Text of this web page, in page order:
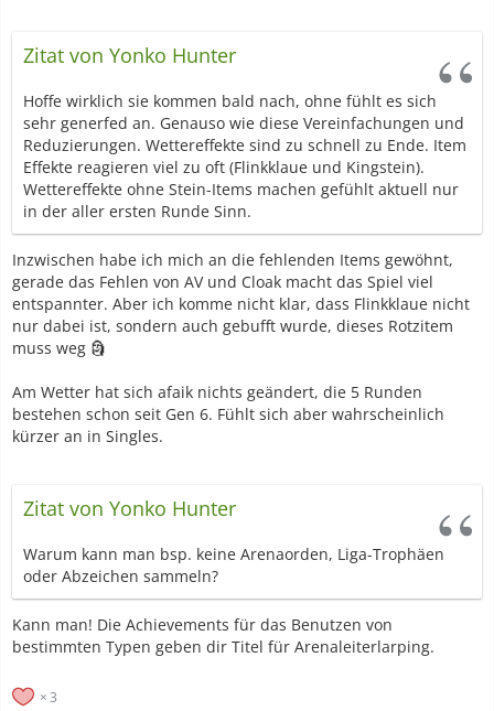
Zitat von Yonko Hunter
Hoffe wirklich sie kommen bald nach, ohne fühlt es sich
sehr generfed an. Genauso wie diese Vereinfachungen und
Reduzierungen. Wettereffekte sind zu schnell zu Ende. Item
Effekte reagieren viel zu oft (Flinkklaue und Kingstein).
Wettereffekte ohne Stein-Items machen gefühlt aktuell nur
in der aller ersten Runde Sinn.
Inzwischen habe ich mich an die fehlenden Items gewöhnt,
gerade das Fehlen von AV und Cloak macht das Spiel viel
entspannter. Aber ich komme nicht klar, dass Flinkklaue nicht
nur dabei ist, sondern auch gebufft wurde, dieses Rotzitem
muss weg 🗿
Am Wetter hat sich afaik nichts geändert, die 5 Runden
bestehen schon seit Gen 6. Fühlt sich aber wahrscheinlich
kürzer an in Singles.
Zitat von Yonko Hunter
Warum kann man bsp. keine Arenaorden, Liga-Trophäen
oder Abzeichen sammeln?
Kann man! Die Achievements für das Benutzen von
bestimmten Typen geben dir Titel für Arenaleiterlarping.
3